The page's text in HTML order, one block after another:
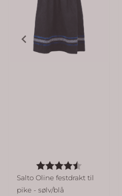
Karakter:
Salto Oline festdrakt til
pike - sølv/blå